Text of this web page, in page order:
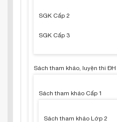
SGK Cấp 2
SGK Cấp 3
Sách tham khảo, luyện thi ĐH
Sách tham khảo Cấp 1
Sách tham khảo Lớp 2